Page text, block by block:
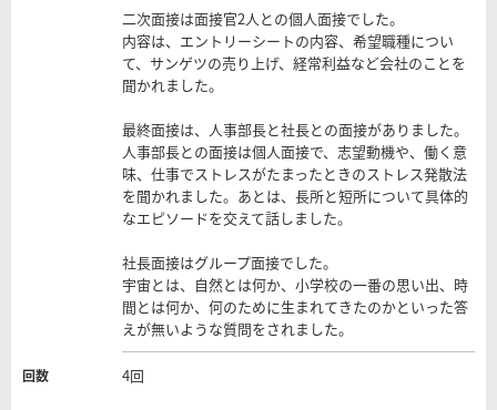
二次面接は面接官2人との個人面接でした。
内容は、エントリーシートの内容、希望職種につい
て、サンゲツの売り上げ、経常利益など会社のことを
聞かれました。
最終面接は、人事部長と社長との面接がありました。
人事部長との面接は個人面接で、志望動機や、働く意
味、仕事でストレスがたまったときのストレス発散法
を聞かれました。あとは、長所と短所について具体的
なエピソードを交えて話しました。
社長面接はグループ面接でした。
宇宙とは、自然とは何か、小学校の一番の思い出、時
間とは何か、何のために生まれてきたのかといった答
えが無いような質問をされました。
回数 4回